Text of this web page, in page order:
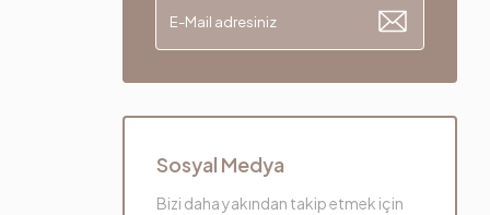
Sosyal Medya
Bizi daha yakından takip etmek için